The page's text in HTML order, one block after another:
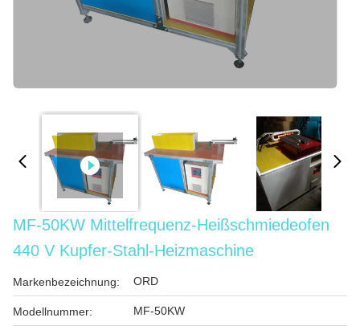
MF-50KW Mittelfrequenz-Heißschmiedeofen
440 V Kupfer-Stahl-Heizmaschine
Markenbezeichnung: ORD
Modellnummer: MF-50KW